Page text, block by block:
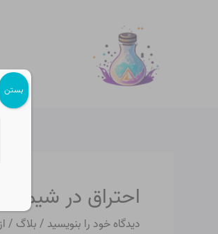
احتراق در شیمی
دیدگاه‌ خود را بنویسید /بلاگ / از
نوشته
بستن